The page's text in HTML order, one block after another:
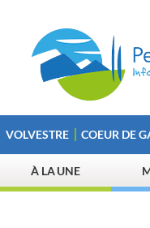
VOLVESTRE COEUR DE
À LA UNE